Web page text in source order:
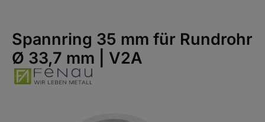
Spannring 35 mm für Rundrohr
Ø 33,7 mm | V2A